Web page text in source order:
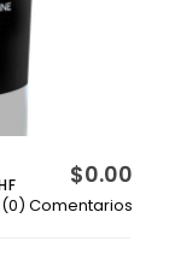
$0.00
(0) Comentarios